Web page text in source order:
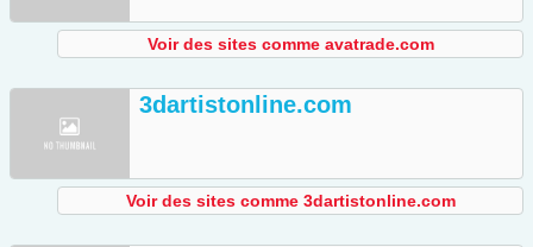
Voir des sites comme avatrade.com
3dartistonline.com
Voir des sites comme 3dartistonline.com